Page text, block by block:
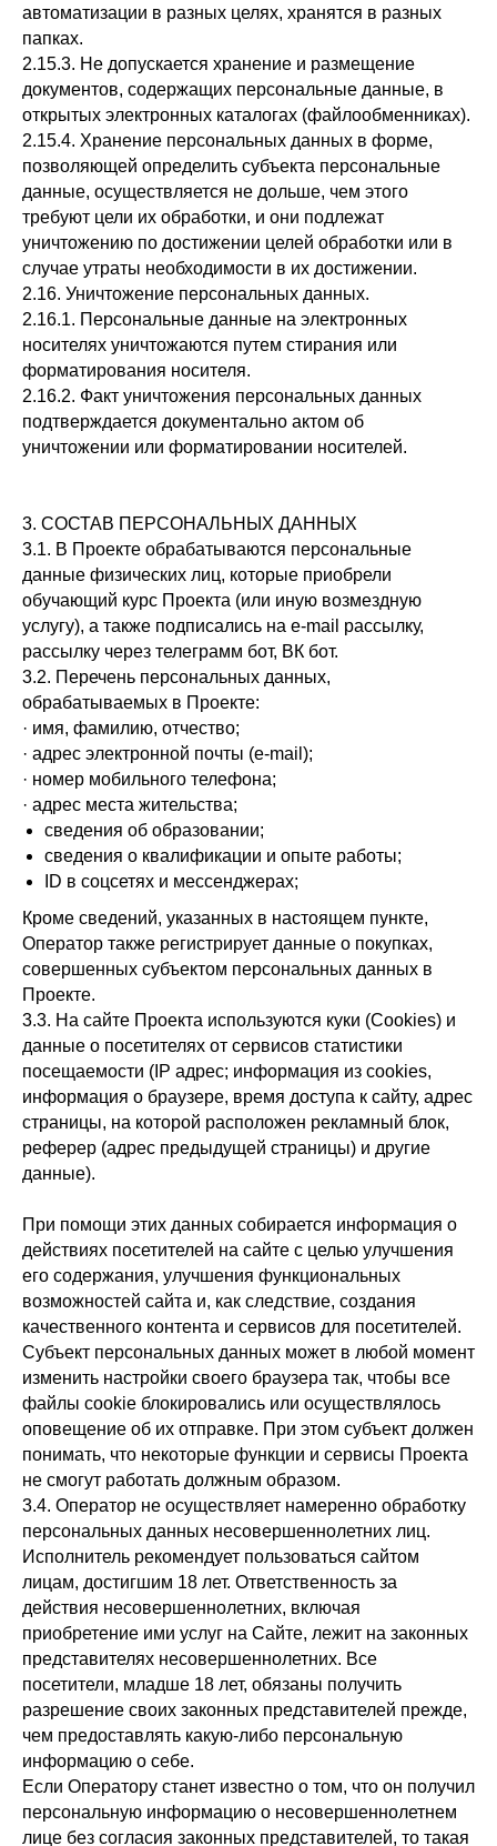
автоматизации в разных целях, хранятся в разных
папках.
2.15.3. Не допускается хранение и размещение
документов, содержащих персональные данные, в
открытых электронных каталогах (файлообменниках).
2.15.4. Хранение персональных данных в форме,
позволяющей определить субъекта персональные
данные, осуществляется не дольше, чем этого
требуют цели их обработки, и они подлежат
уничтожению по достижении целей обработки или в
случае утраты необходимости в их достижении.
2.16. Уничтожение персональных данных.
2.16.1. Персональные данные на электронных
носителях уничтожаются путем стирания или
форматирования носителя.
2.16.2. Факт уничтожения персональных данных
подтверждается документально актом об
уничтожении или форматировании носителей.
3. СОСТАВ ПЕРСОНАЛЬНЫХ ДАННЫХ
3.1. В Проекте обрабатываются персональные
данные физических лиц, которые приобрели
обучающий курс Проекта (или иную возмездную
услугу), а также подписались на e-mail рассылку,
рассылку через телеграмм бот, ВК бот.
3.2. Перечень персональных данных,
обрабатываемых в Проекте:
· имя, фамилию, отчество;
· адрес электронной почты (e-mail);
· номер мобильного телефона;
· адрес места жительства;
сведения об образовании;
сведения о квалификации и опыте работы;
ID в соцсетях и мессенджерах;
Кроме сведений, указанных в настоящем пункте,
Оператор также регистрирует данные о покупках,
совершенных субъектом персональных данных в
Проекте.
3.3. На сайте Проекта используются куки (Cookies) и
данные о посетителях от сервисов статистики
посещаемости (IP адрес; информация из cookies,
информация о браузере, время доступа к сайту, адрес
страницы, на которой расположен рекламный блок,
реферер (адрес предыдущей страницы) и другие
данные).
При помощи этих данных собирается информация о
действиях посетителей на сайте с целью улучшения
его содержания, улучшения функциональных
возможностей сайта и, как следствие, создания
качественного контента и сервисов для посетителей.
Субъект персональных данных может в любой момент
изменить настройки своего браузера так, чтобы все
файлы cookie блокировались или осуществлялось
оповещение об их отправке. При этом субъект должен
понимать, что некоторые функции и сервисы Проекта
не смогут работать должным образом.
3.4. Оператор не осуществляет намеренно обработку
персональных данных несовершеннолетних лиц.
Исполнитель рекомендует пользоваться сайтом
лицам, достигшим 18 лет. Ответственность за
действия несовершеннолетних, включая
приобретение ими услуг на Сайте, лежит на законных
представителях несовершеннолетних. Все
посетители, младше 18 лет, обязаны получить
разрешение своих законных представителей прежде,
чем предоставлять какую-либо персональную
информацию о себе.
Если Оператору станет известно о том, что он получил
персональную информацию о несовершеннолетнем
лице без согласия законных представителей, то такая